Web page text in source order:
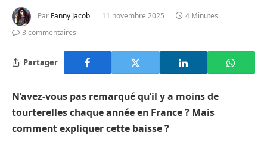
Par Fanny Jacob 11 novembre 2025
4 Minutes
3 commentaires
Partager
N’avez-vous pas remarqué qu’il y a moins de
tourterelles chaque année en France ? Mais
comment expliquer cette baisse ?